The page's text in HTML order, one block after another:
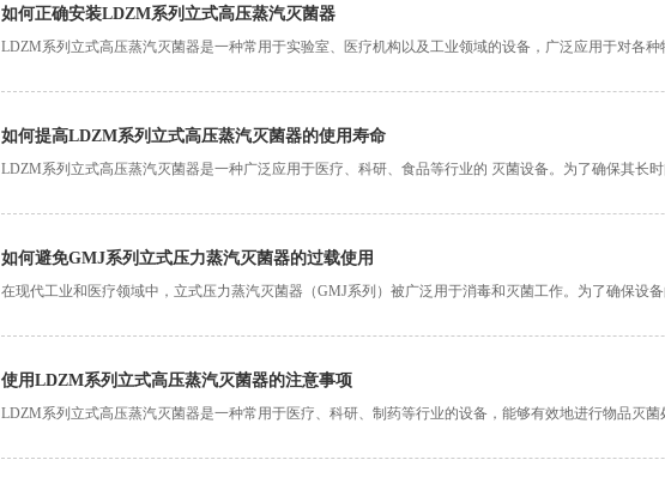
如何正确安装LDZM系列立式高压蒸汽灭菌器
LDZM系列立式高压蒸汽灭菌器是一种常用于实验室、医疗机构以及工业领域的设备，广泛应用于对各
如何提高LDZM系列立式高压蒸汽灭菌器的使用寿命
LDZM系列立式高压蒸汽灭菌器是一种广泛应用于医疗、科研、食品等行业的 灭菌设备。为了确保其长
如何避免GMJ系列立式压力蒸汽灭菌器的过载使用
在现代工业和医疗领域中，立式压力蒸汽灭菌器（GMJ系列）被广泛用于消毒和灭菌工作。为了确保设
使用LDZM系列立式高压蒸汽灭菌器的注意事项
LDZM系列立式高压蒸汽灭菌器是一种常用于医疗、科研、制药等行业的设备，能够有效地进行物品灭